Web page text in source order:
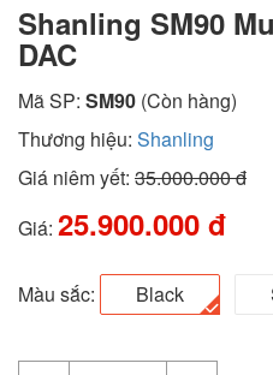
Shanling SM90
DAC
Mã SP: SM90 (Còn hàng)
Thương hiệu: Shanling
Giá niêm yết: 35.000.000 đ
Giá: 25.900.000 đ
Màu sắc: Black